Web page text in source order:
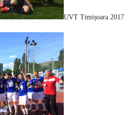
UVT Timișoara 2017